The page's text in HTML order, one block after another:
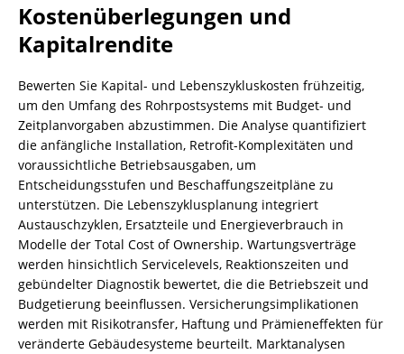
Kostenüberlegungen und
Kapitalrendite
Bewerten Sie Kapital- und Lebenszykluskosten frühzeitig,
um den Umfang des Rohrpostsystems mit Budget- und
Zeitplanvorgaben abzustimmen. Die Analyse quantifiziert
die anfängliche Installation, Retrofit-Komplexitäten und
voraussichtliche Betriebsausgaben, um
Entscheidungsstufen und Beschaffungszeitpläne zu
unterstützen. Die Lebenszyklusplanung integriert
Austauschzyklen, Ersatzteile und Energieverbrauch in
Modelle der Total Cost of Ownership. Wartungsverträge
werden hinsichtlich Servicelevels, Reaktionszeiten und
gebündelter Diagnostik bewertet, die die Betriebszeit und
Budgetierung beeinflussen. Versicherungsimplikationen
werden mit Risikotransfer, Haftung und Prämieneffekten für
veränderte Gebäudesysteme beurteilt. Marktanalysen